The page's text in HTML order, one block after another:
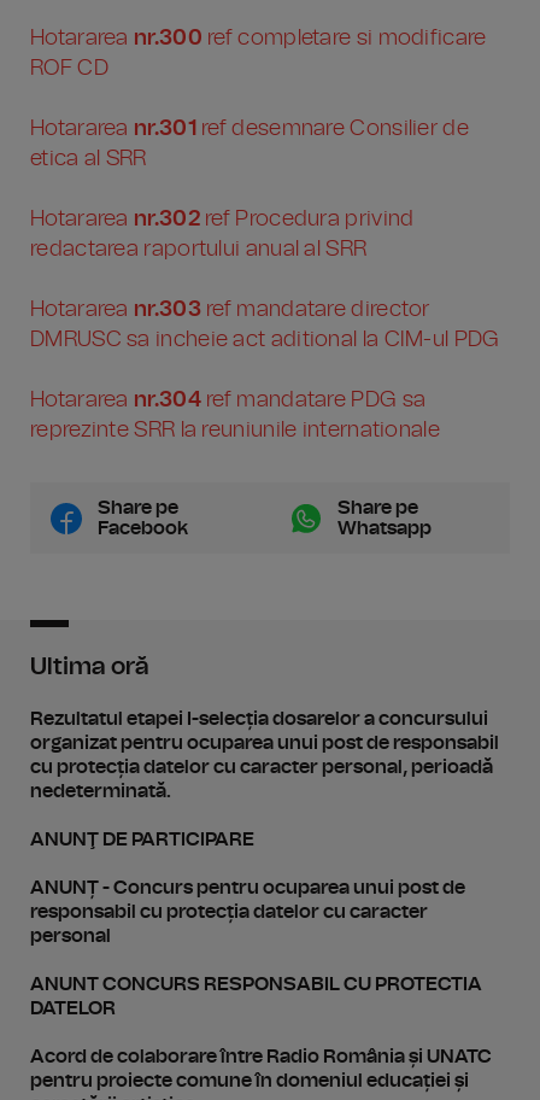
Hotararea nr.300 ref completare si modificare
ROF CD
Hotararea nr.301 ref desemnare Consilier de
etica al SRR
Hotararea nr.302ref Procedura privind
redactarea raportului anual al SRR
Hotararea nr.303ref mandatare director
DMRUSC sa incheie act aditional la CIM-ul PDG
Hotararea nr.304ref mandatare PDG sa
reprezinte SRR la reuniunile internationale
Share pe
Facebook
Share pe
Whatsapp
Ultima oră
Rezultatul etapei I-selecția dosarelor a concursului
organizat pentru ocuparea unui post de responsabil
cu protecția datelor cu caracter personal, perioadă
nedeterminată.
ANUNŢ DE PARTICIPARE
ANUNȚ - Concurs pentru ocuparea unui post de
responsabil cu protecția datelor cu caracter
personal
ANUNT CONCURS RESPONSABIL CU PROTECTIA
DATELOR
Acord de colaborare între Radio România și UNATC
pentru proiecte comune în domeniul educației și